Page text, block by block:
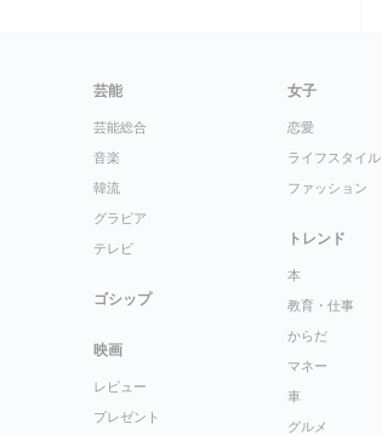
芸能
芸能総合
音楽
韓流
グラビア
テレビ
ゴシップ
映画
レビュー
プレゼント
女子
恋愛
ライフスタイル
ファッション
トレンド
本
教育・仕事
からだ
マネー
車
グルメ